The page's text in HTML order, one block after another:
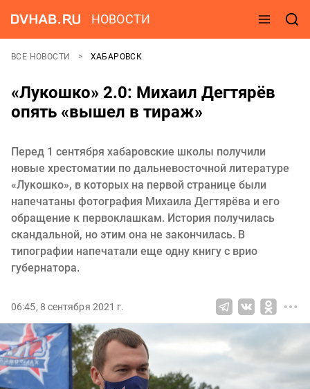
НОВОСТИ
ВСЕ НОВОСТИ ХАБАРОВСК
«Лукошко» 2.0: Михаил Дегтярёв
опять «вышел в тираж»
Перед 1 сентября хабаровские школы получили
новые хрестоматии по дальневосточной литературе
«Лукошко», в которых на первой странице были
напечатаны фотография Михаила Дегтярёва и его
обращение к первоклашкам. История получилась
скандальной, но этим она не закончилась. В
типографии напечатали еще одну книгу с врио
губернатора.
06:45, 8 сентября 2021 г.